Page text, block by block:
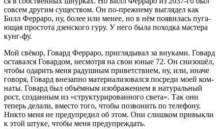
совсем дру­гим суще­ством. Он по-преж­не­му выгля­дел как
Билл Фер­ра­ро, ну, более или менее, но в нём появи­лась пуга­
ю­щая про­сто­та дзен­ско­го гуру. У него была поход­ка масте­ра
кунг-фу.
Мой свё­кор, Говард Фер­ра­ро, при­гля­ды­вал за вну­ка­ми. Говард
оста­вал­ся Говар­дом, несмот­ря на свои юные 72. Он сни­зо­шёл,
что­бы ода­рить меня радуш­ным при­вет­стви­ем, ну, или, ина­че
гово­ря, Говард вне­зап­но мате­ри­а­ли­зо­вал­ся посре­ди моей ком­
на­ты. Говард был объ­ём­ным изоб­ра­же­ни­ем в нату­раль­ный
рост, создан­ным из «струк­ту­ри­ро­ван­но­го све­та». Так они
теперь дела­ли, вме­сто того, что­бы позво­нить по теле­фо­ну.
Никто меня не пре­ду­пре­дил об этом. Они слиш­ком при­вык­ли
к этой шту­ке, что­бы меня предупреждать.